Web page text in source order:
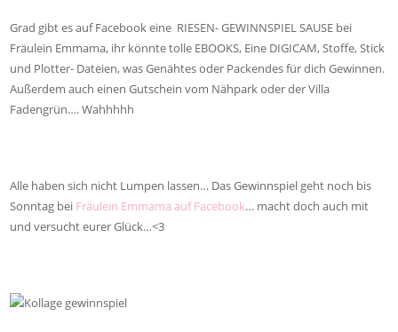
Grad gibt es auf Facebook eine RIESEN- GEWINNSPIEL SAUSE bei
Fräulein Emmama, ihr könnte tolle EBOOKS, Eine DIGICAM, Stoffe, Stick
und Plotter- Dateien, was Genähtes oder Packendes für dich Gewinnen.
Außerdem auch einen Gutschein vom Nähpark oder der Villa
Fadengrün…. Wahhhhh
Alle haben sich nicht Lumpen lassen… Das Gewinnspiel geht noch bis
Sonntag bei Fräulein Emmama auf Facebook… macht doch auch mit
und versucht eurer Glück…<3